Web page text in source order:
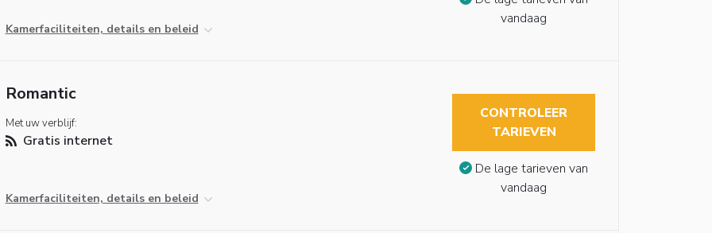
Kamerfaciliteiten, details en beleid
vandaag
Romantic
Met uw verblijf:
Gratis internet
Kamerfaciliteiten, details en beleid
CONTROLEER
TARIEVEN
De lage tarieven van
vandaag